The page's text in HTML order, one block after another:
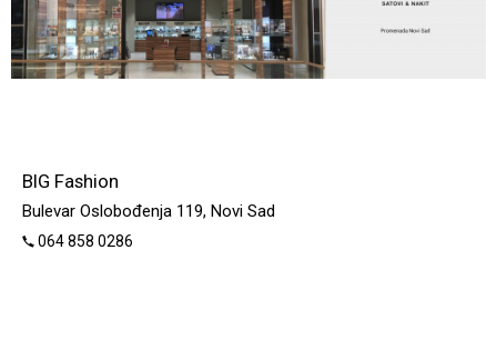
BIG Fashion
Bulevar Oslobođenja 119, Novi Sad
064 858 0286